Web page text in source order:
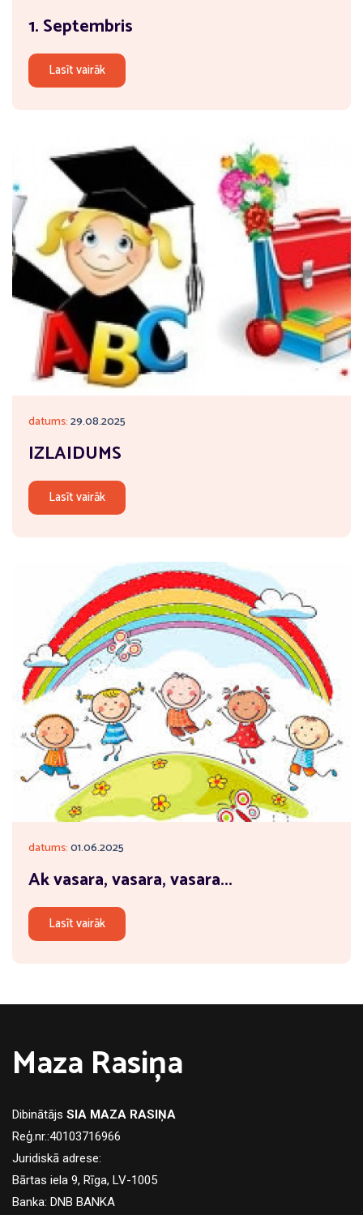
1. Septembris
Lasīt vairāk
datums:29.08.2025
IZLAIDUMS
Lasīt vairāk
datums:01.06.2025
Ak vasara, vasara, vasara...
Lasīt vairāk
Maza Rasiņa
Dibinātājs SIA MAZA RASIŅA
Reģ.nr.:40103716966
Juridiskā adrese:
Bārtas iela 9, Rīga, LV-1005
Banka: DNB BANKA